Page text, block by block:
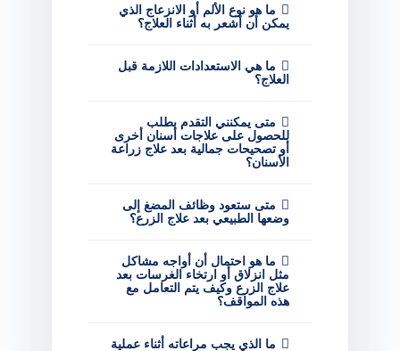
ما هو نوع الألم أو الانزعاج الذي
يمكن أن أشعر به أثناء العلاج؟
ما هي الاستعدادات اللازمة قبل
العلاج؟
متى يمكنني التقدم بطلب
للحصول على علاجات أسنان أخرى
أو تصحيحات جمالية بعد علاج زراعة
الأسنان؟
متى ستعود وظائف المضغ إلى
وضعها الطبيعي بعد علاج الزرع؟
ما هو احتمال أن أواجه مشاكل
مثل انزلاق أو ارتخاء الغرسات بعد
علاج الزرع وكيف يتم التعامل مع
هذه المواقف؟
ما الذي يجب مراعاته أثناء عملية